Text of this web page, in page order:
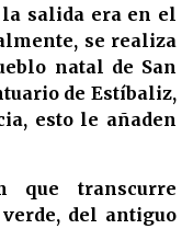
salida era en el
se realiza
natal de San
de Estíbaliz,
esto le añaden
transcurre
del antiguo